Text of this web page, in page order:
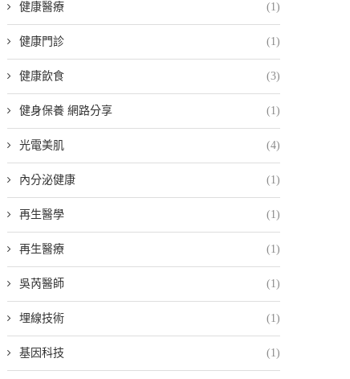
健康醫療 (1)
健康門診 (1)
健康飲食 (3)
健身保養 網路分享 (1)
光電美肌 (4)
內分泌健康 (1)
再生醫學 (1)
再生醫療 (1)
吳芮醫師 (1)
埋線技術 (1)
基因科技 (1)